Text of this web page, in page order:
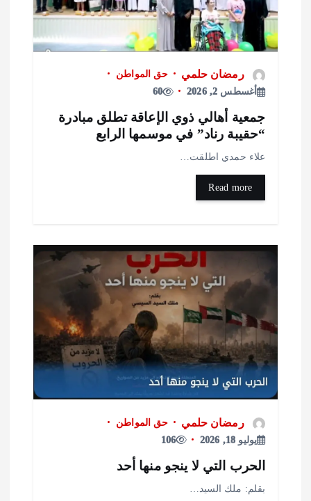
رمضان حلمي
حق المواطن
أغسطس 2, 2026
60
أهالي ذوي الإعاقة تطلق مبادرة
رناد” في موسمها الرابع
حمدي اطلقت…
رمضان حلمي
حق المواطن
106
التي لا ينجو منها أحد
ملك السيد…